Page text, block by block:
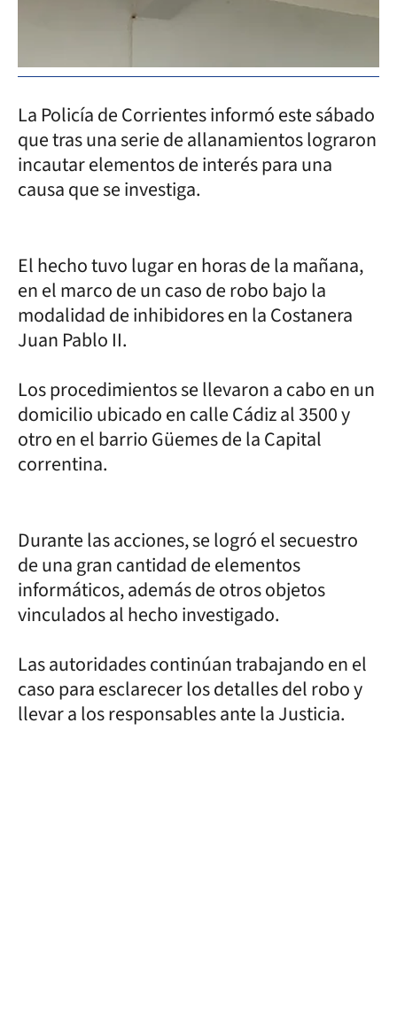
La Policía de Corrientes informó este sábado
que tras una serie de allanamientos lograron
incautar elementos de interés para una
causa que se investiga.
El hecho tuvo lugar en horas de la mañana,
en el marco de un caso de robo bajo la
modalidad de inhibidores en la Costanera
Juan Pablo II.
Los procedimientos se llevaron a cabo en un
domicilio ubicado en calle Cádiz al 3500 y
otro en el barrio Güemes de la Capital
correntina.
Durante las acciones, se logró el secuestro
de una gran cantidad de elementos
informáticos, además de otros objetos
vinculados al hecho investigado.
Las autoridades continúan trabajando en el
caso para esclarecer los detalles del robo y
llevar a los responsables ante la Justicia.